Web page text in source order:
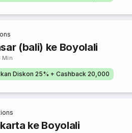
(bali) ke Boyolali
Min
Diskon 25% + Cashback 20,000
ke Boyolali